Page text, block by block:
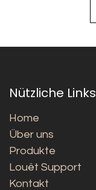
Nützliche Links
Home
Über uns
Produkte
Louët Support
Kontakt